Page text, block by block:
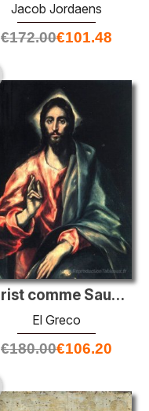
Jacob Jordaens
€172.00€101.48
Christ comme Sauveur
El Greco
€180.00€106.20